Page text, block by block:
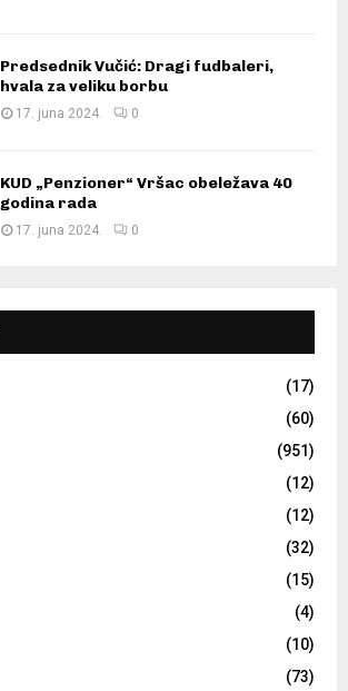
Predsednik Vučić: Dragi fudbaleri,
hvala za veliku borbu
17. juna 2024. 0
KUD „Penzioner“ Vršac obeležava 40
godina rada
17. juna 2024. 0
(17)
(60)
(951)
(12)
(12)
(32)
(15)
(4)
(10)
(73)